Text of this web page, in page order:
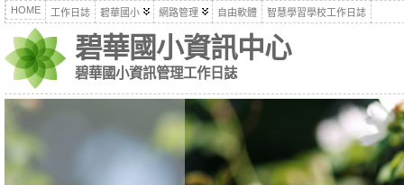
HOME 工作日誌 碧華國小 網路管理 自由軟體 智慧學習學校工作日誌
碧華國小資訊中心
碧華國小資訊管理工作日誌